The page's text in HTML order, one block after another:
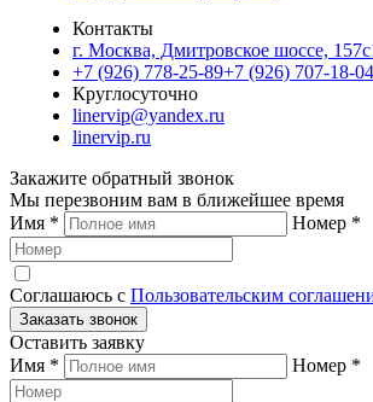
Контакты
г. Москва, Дмитровское шоссе,
+7 (926) 778-25-89+7 (926) 707-18-04
Круглосуточно
linervip@yandex.ru
linervip.ru
Закажите обратный звонок
Мы перезвоним вам в ближейшее время
Имя * Номер *
Соглашаюсь с Пользовательским
Заказать звонок
Оставить заявку
Имя * Номер *